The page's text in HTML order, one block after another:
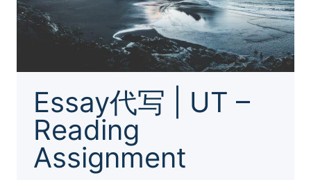
Essay代写 | UT –
Reading
Assignment